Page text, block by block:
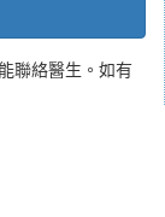
聯絡醫生。如有